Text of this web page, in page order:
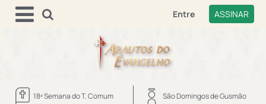
Entre ASSINAR
18ª Semana do T. Comum São Domingos de Gusmão